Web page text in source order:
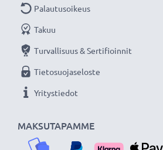
MAKSUTAPAMME
Palautusoikeus
Takuu
Turvallisuus & Sertifioinnit
Tietosuojaseloste
Yritystiedot